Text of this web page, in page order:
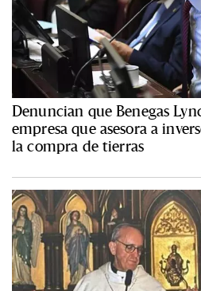
Denuncian que Benegas
empresa que asesora a
la compra de tierras